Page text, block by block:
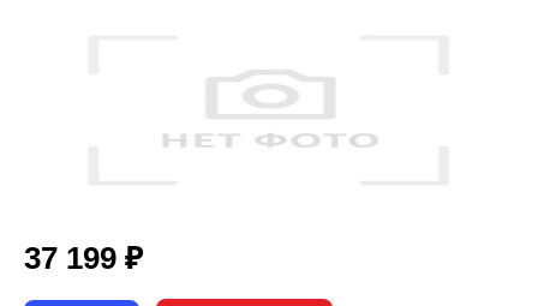
37 199 ₽